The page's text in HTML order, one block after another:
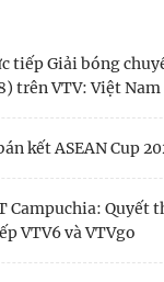
tiếp Giải bóng
trên VTV: Việt
kết ASEAN Cup
Campuchia: Quyết
VTV6 và VTVgo